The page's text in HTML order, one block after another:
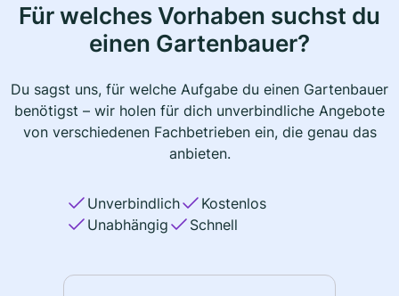
Für welches Vorhaben suchst du
einen Gartenbauer?
Du sagst uns, für welche Aufgabe du einen Gartenbauer
benötigst – wir holen für dich unverbindliche Angebote
von verschiedenen Fachbetrieben ein, die genau das
anbieten.
Unverbindlich
Kostenlos
Unabhängig
Schnell